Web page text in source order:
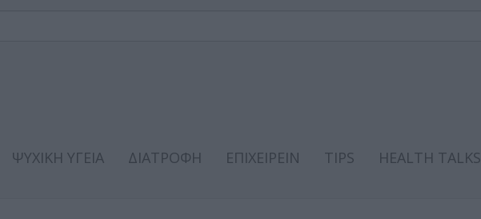
ΨΥΧΙΚΗ ΥΓΕΙΑ ΔΙΑΤΡΟΦΗ ΕΠΙΧΕΙΡΕΙΝ TIPS
HEALTH TALKS